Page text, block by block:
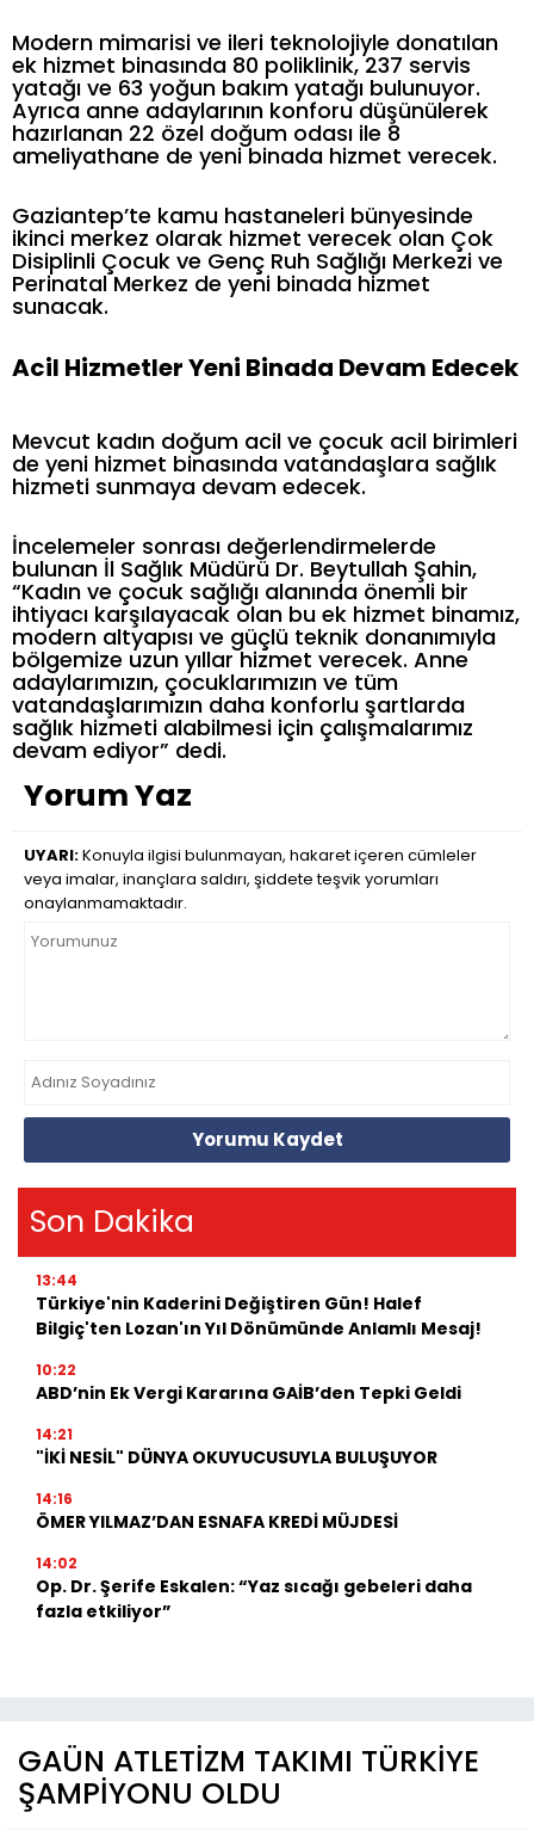
Modern mimarisi ve ileri teknolojiyle donatılan
ek hizmet binasında 80 poliklinik, 237 servis
yatağı ve 63 yoğun bakım yatağı bulunuyor.
Ayrıca anne adaylarının konforu düşünülerek
hazırlanan 22 özel doğum odası ile 8
ameliyathane de yeni binada hizmet verecek.
Gaziantep’te kamu hastaneleri bünyesinde
ikinci merkez olarak hizmet verecek olan Çok
Disiplinli Çocuk ve Genç Ruh Sağlığı Merkezi ve
Perinatal Merkez de yeni binada hizmet
sunacak.
Acil Hizmetler Yeni Binada Devam Edecek
Mevcut kadın doğum acil ve çocuk acil birimleri
de yeni hizmet binasında vatandaşlara sağlık
hizmeti sunmaya devam edecek.
İncelemeler sonrası değerlendirmelerde
bulunan İl Sağlık Müdürü Dr. Beytullah Şahin,
“Kadın ve çocuk sağlığı alanında önemli bir
ihtiyacı karşılayacak olan bu ek hizmet binamız,
modern altyapısı ve güçlü teknik donanımıyla
bölgemize uzun yıllar hizmet verecek. Anne
adaylarımızın, çocuklarımızın ve tüm
vatandaşlarımızın daha konforlu şartlarda
sağlık hizmeti alabilmesi için çalışmalarımız
devam ediyor” dedi.
Yorum Yaz
UYARI:Konuyla ilgisi bulunmayan, hakaret içeren cümleler
veya imalar, inançlara saldırı, şiddete teşvik yorumları
onaylanmamaktadır.
Yorumu Kaydet
Son Dakika
13:44
Türkiye'nin Kaderini Değiştiren Gün! Halef
Bilgiç'ten Lozan'ın Yıl Dönümünde Anlamlı Mesaj!
10:22
ABD’nin Ek Vergi Kararına GAİB’den Tepki Geldi
14:21
"İKİ NESİL" DÜNYA OKUYUCUSUYLA BULUŞUYOR
14:16
ÖMER YILMAZ’DAN ESNAFA KREDİ MÜJDESİ
14:02
Op. Dr. Şerife Eskalen: “Yaz sıcağı gebeleri daha
fazla etkiliyor”
GAÜN ATLETİZM TAKIMI TÜRKİYE
ŞAMPİYONU OLDU